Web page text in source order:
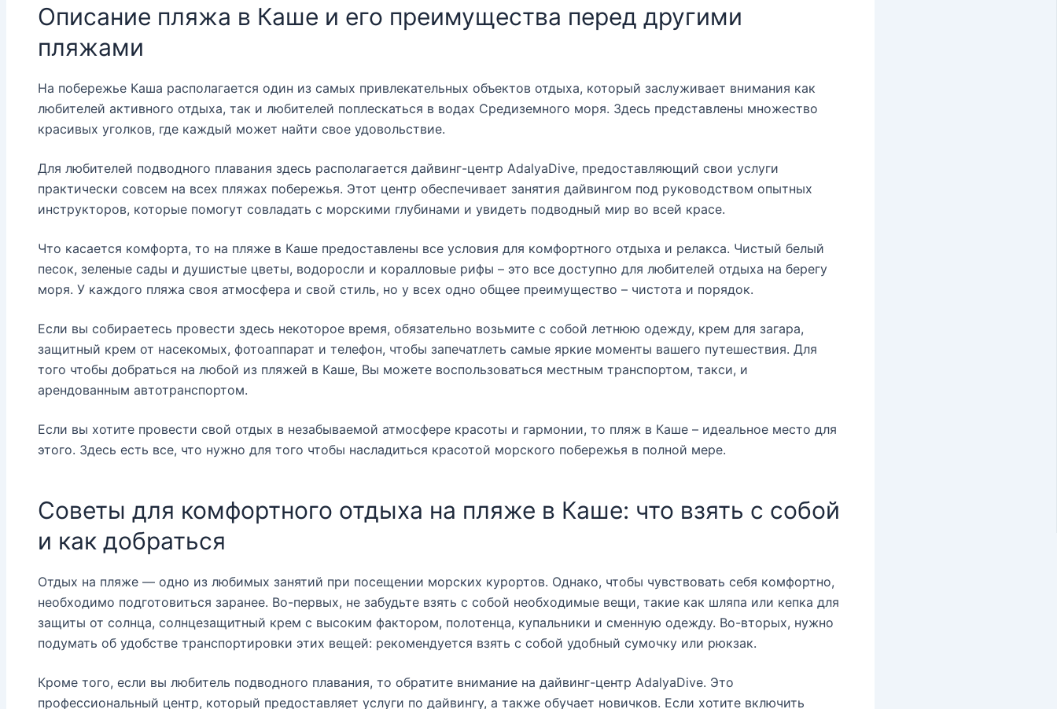
Описание пляжа в Каше и его преимущества перед другими
пляжами
На побережье Каша располагается один из самых привлекательных объектов отдыха, который заслуживает внимания как
любителей активного отдыха, так и любителей поплескаться в водах Средиземного моря. Здесь представлены множество
красивых уголков, где каждый может найти свое удовольствие.
Для любителей подводного плавания здесь располагается дайвинг-центр AdalyaDive, предоставляющий свои услуги
практически совсем на всех пляжах побережья. Этот центр обеспечивает занятия дайвингом под руководством опытных
инструкторов, которые помогут совладать с морскими глубинами и увидеть подводный мир во всей красе.
Что касается комфорта, то на пляже в Каше предоставлены все условия для комфортного отдыха и релакса. Чистый белый
песок, зеленые сады и душистые цветы, водоросли и коралловые рифы – это все доступно для любителей отдыха на берегу
моря. У каждого пляжа своя атмосфера и свой стиль, но у всех одно общее преимущество – чистота и порядок.
Если вы собираетесь провести здесь некоторое время, обязательно возьмите с собой летнюю одежду, крем для загара,
защитный крем от насекомых, фотоаппарат и телефон, чтобы запечатлеть самые яркие моменты вашего путешествия. Для
того чтобы добраться на любой из пляжей в Каше, Вы можете воспользоваться местным транспортом, такси, и
арендованным автотранспортом.
Если вы хотите провести свой отдых в незабываемой атмосфере красоты и гармонии, то пляж в Каше – идеальное место для
этого. Здесь есть все, что нужно для того чтобы насладиться красотой морского побережья в полной мере.
Советы для комфортного отдыха на пляже в Каше: что взять с собой
и как добраться
Отдых на пляже — одно из любимых занятий при посещении морских курортов. Однако, чтобы чувствовать себя комфортно,
необходимо подготовиться заранее. Во-первых, не забудьте взять с собой необходимые вещи, такие как шляпа или кепка для
защиты от солнца, солнцезащитный крем с высоким фактором, полотенца, купальники и сменную одежду. Во-вторых, нужно
подумать об удобстве транспортировки этих вещей: рекомендуется взять с собой удобный сумочку или рюкзак.
Кроме того, если вы любитель подводного плавания, то обратите внимание на дайвинг-центр AdalyaDive. Это
профессиональный центр, который предоставляет услуги по дайвингу, а также обучает новичков. Если хотите включить